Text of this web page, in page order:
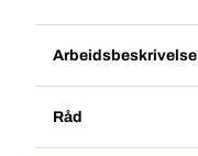
Arbeidsbeskrivelse
Råd